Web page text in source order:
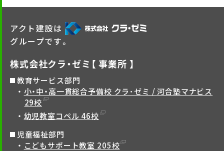
アクト建設は
グループです。
株式会社クラ・ゼミ【 事業所 】
教育サービス部門
小・中・高一貫総合予備校 クラ･ゼミ / 河合塾マナビス
29校
幼児教室コペル 46校
児童福祉部門
こどもサポート教室 205校